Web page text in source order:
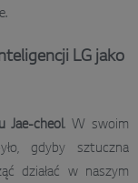
LG jako
Jae-cheol. W swoim
gdyby sztuczna
działać w naszym